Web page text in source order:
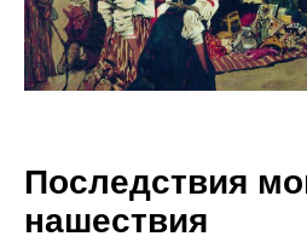
Последствия
нашествия
+78006003198
По всем вопросам